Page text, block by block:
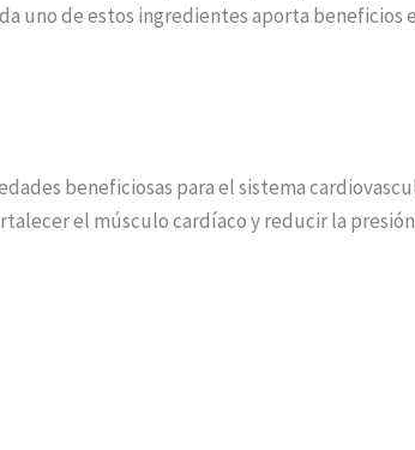
uno de estos ingredientes aporta
beneficiosas para el sistema
el músculo cardíaco y reducir la